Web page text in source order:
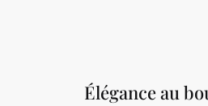
Élégance au